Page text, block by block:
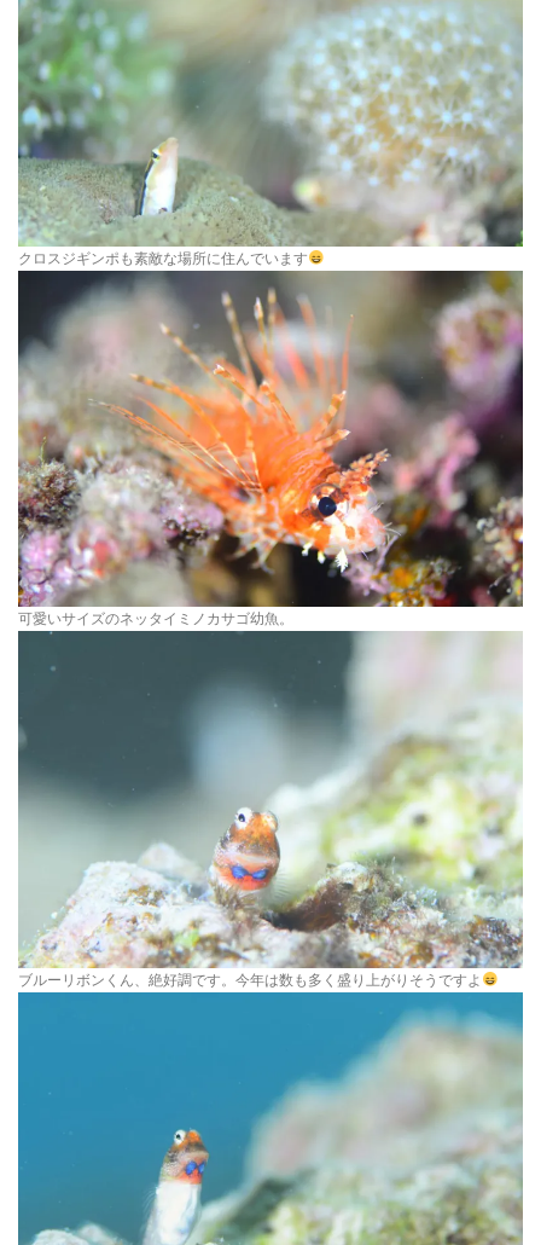
クロスジギンポも素敵な場所に住んでいます
可愛いサイズのネッタイミノカサゴ幼魚。
ブルーリボンくん、絶好調です。今年は数も多く盛り上がりそうですよ